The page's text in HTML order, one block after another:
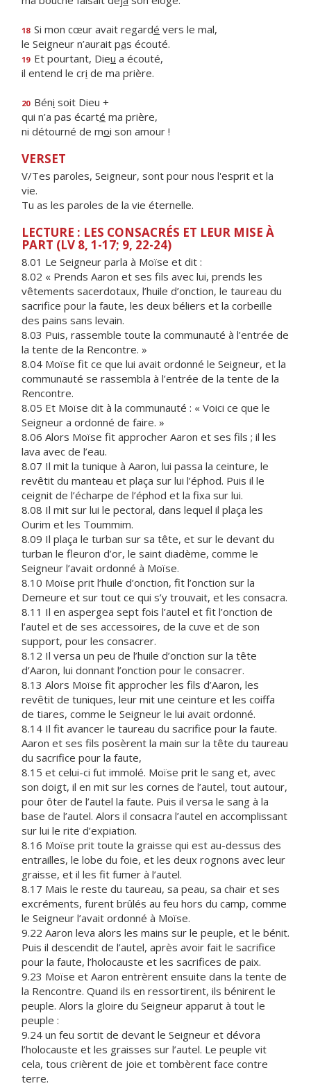
18 Si mon cœur avait regardé vers le mal,
le Seigneur n’aurait pas écouté.
19 Et pourtant, Dieu a écouté,
il entend le cri de ma prière.
20 Béni soit Dieu +
qui n’a pas écarté ma prière,
ni détourné de moi son amour !
VERSET
V/Tes paroles, Seigneur, sont pour nous l'esprit et la
vie.
Tu as les paroles de la vie éternelle.
LECTURE : LES CONSACRÉS ET LEUR MISE À
PART (LV 8, 1-17; 9, 22-24)
8.01 Le Seigneur parla à Moïse et dit :
8.02 « Prends Aaron et ses fils avec lui, prends les
vêtements sacerdotaux, l’huile d’onction, le taureau du
sacrifice pour la faute, les deux béliers et la corbeille
des pains sans levain.
8.03 Puis, rassemble toute la communauté à l’entrée de
la tente de la Rencontre. »
8.04 Moïse fit ce que lui avait ordonné le Seigneur, et la
communauté se rassembla à l’entrée de la tente de la
Rencontre.
8.05 Et Moïse dit à la communauté : « Voici ce que le
Seigneur a ordonné de faire. »
8.06 Alors Moïse fit approcher Aaron et ses fils ; il les
lava avec de l’eau.
8.07 Il mit la tunique à Aaron, lui passa la ceinture, le
revêtit du manteau et plaça sur lui l’éphod. Puis il le
ceignit de l’écharpe de l’éphod et la fixa sur lui.
8.08 Il mit sur lui le pectoral, dans lequel il plaça les
Ourim et les Toummim.
8.09 Il plaça le turban sur sa tête, et sur le devant du
turban le fleuron d’or, le saint diadème, comme le
Seigneur l’avait ordonné à Moïse.
8.10 Moïse prit l’huile d’onction, fit l’onction sur la
Demeure et sur tout ce qui s’y trouvait, et les consacra.
8.11 Il en aspergea sept fois l’autel et fit l’onction de
l’autel et de ses accessoires, de la cuve et de son
support, pour les consacrer.
8.12 Il versa un peu de l’huile d’onction sur la tête
d’Aaron, lui donnant l’onction pour le consacrer.
8.13 Alors Moïse fit approcher les fils d’Aaron, les
revêtit de tuniques, leur mit une ceinture et les coiffa
de tiares, comme le Seigneur le lui avait ordonné.
8.14 Il fit avancer le taureau du sacrifice pour la faute.
Aaron et ses fils posèrent la main sur la tête du taureau
du sacrifice pour la faute,
8.15 et celui-ci fut immolé. Moïse prit le sang et, avec
son doigt, il en mit sur les cornes de l’autel, tout autour,
pour ôter de l’autel la faute. Puis il versa le sang à la
base de l’autel. Alors il consacra l’autel en accomplissant
sur lui le rite d’expiation.
8.16 Moïse prit toute la graisse qui est au-dessus des
entrailles, le lobe du foie, et les deux rognons avec leur
graisse, et il les fit fumer à l’autel.
8.17 Mais le reste du taureau, sa peau, sa chair et ses
excréments, furent brûlés au feu hors du camp, comme
le Seigneur l’avait ordonné à Moïse.
9.22 Aaron leva alors les mains sur le peuple, et le bénit.
Puis il descendit de l’autel, après avoir fait le sacrifice
pour la faute, l’holocauste et les sacrifices de paix.
9.23 Moïse et Aaron entrèrent ensuite dans la tente de
la Rencontre. Quand ils en ressortirent, ils bénirent le
peuple. Alors la gloire du Seigneur apparut à tout le
peuple :
9.24 un feu sortit de devant le Seigneur et dévora
l’holocauste et les graisses sur l’autel. Le peuple vit
cela, tous crièrent de joie et tombèrent face contre
terre.